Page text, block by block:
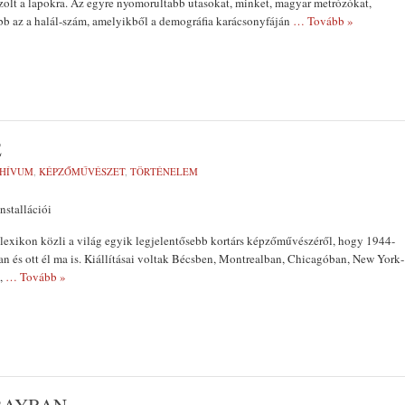
az a halál-szám, amelyikből a demográfia karácsony­fáján … Tovább »
, KÉPZŐMŰVÉSZET, TÖRTÉNELEM
közli a világ egyik legjelentősebb kortárs képzőművészéről, hogy 1944-
és ott él ma is. Kiállításai voltak Bécsben, Montrealban, Chicagóban, New York­
… Tovább »